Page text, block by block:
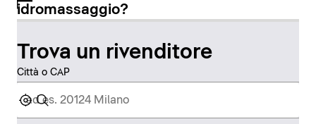
idromassaggio?
Trova un rivenditore
Città o CAP